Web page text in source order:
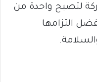
لتصبح واحدة من
التزامها